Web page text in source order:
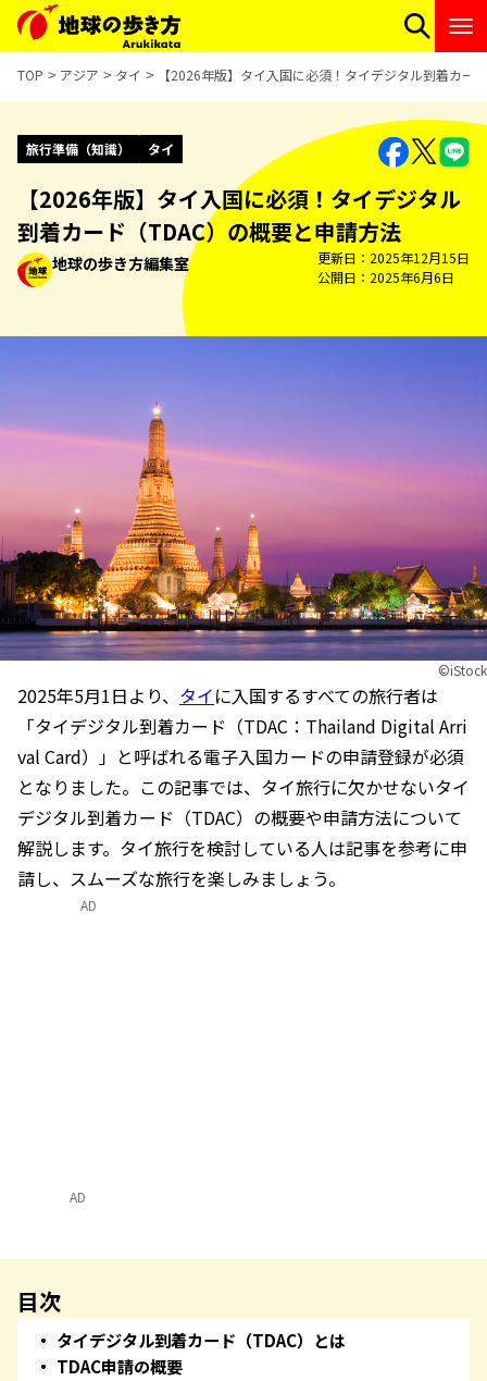
TOP アジア タイ 【2026年版】タイ入国に必須！タイデジタル到着カー
旅行準備（知識） タイ
【2026年版】タイ入国に必須！タイデジタル
到着カード（TDAC）の概要と申請方法
地球の歩き方編集室 更新日
2025年12月15日
公開日
2025年6月6日
©iStock
2025年5月1日より、 タイに入国するすべての旅行者は
「タイデジタル到着カード（TDAC：Thailand Digital Arri
val Card）」と呼ばれる電子入国カードの申請登録が必須
となりました。この記事では、タイ旅行に欠かせないタイ
デジタル到着カード（TDAC）の概要や申請方法について
解説します。タイ旅行を検討している人は記事を参考に申
請し、スムーズな旅行を楽しみましょう。
AD
目次
タイデジタル到着カード（TDAC）とは
TDAC申請の概要
AD